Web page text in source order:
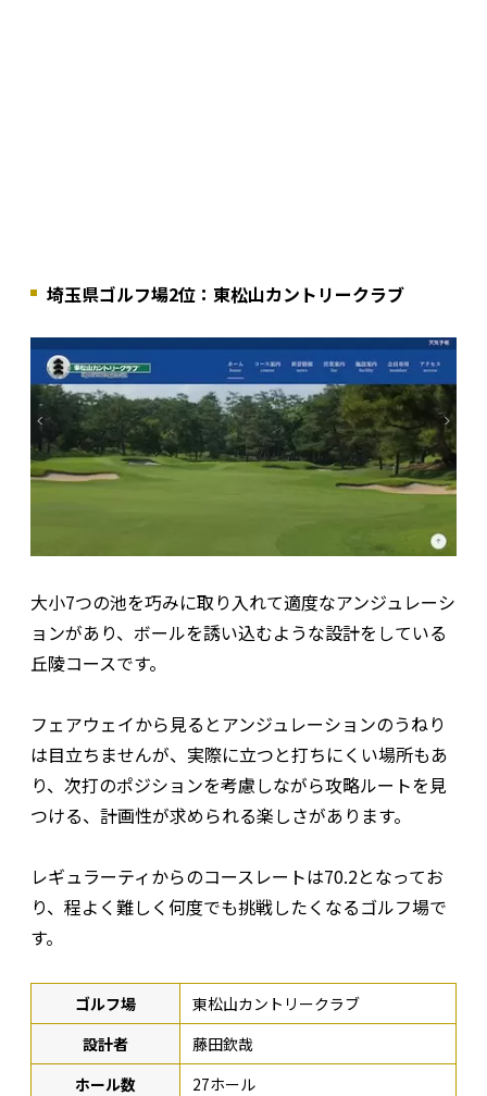
埼玉県ゴルフ場2位：東松山カントリークラブ
大小7つの池を巧みに取り入れて適度なアンジュレーシ
ョンがあり、ボールを誘い込むような設計をしている
丘陵コースです。
フェアウェイから見るとアンジュレーションのうねり
は目立ちませんが、実際に立つと打ちにくい場所もあ
り、次打のポジションを考慮しながら攻略ルートを見
つける、計画性が求められる楽しさがあります。
レギュラーティからのコースレートは70.2となってお
り、程よく難しく何度でも挑戦したくなるゴルフ場で
す。
ゴルフ場
東松山カントリークラブ
設計者
藤田欽哉
ホール数
27ホール